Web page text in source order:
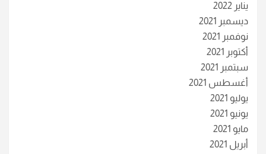
يناير 2022
ديسمبر 2021
نوفمبر 2021
أكتوبر 2021
سبتمبر 2021
أغسطس 2021
يوليو 2021
يونيو 2021
مايو 2021
أبريل 2021